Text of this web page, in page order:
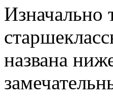
Изначально
названа